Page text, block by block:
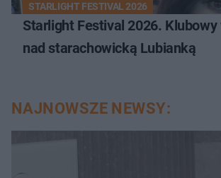
STARLIGHT FESTIVAL 2026
Starlight Festival 2026. Klubowy
nad starachowicką Lubianką
NAJNOWSZE NEWSY: